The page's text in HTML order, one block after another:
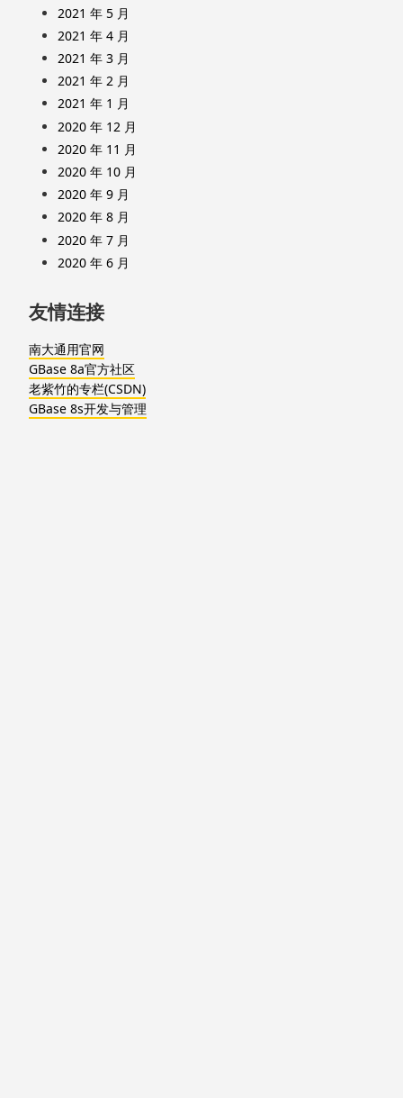
2021 年 5 月
2021 年 4 月
2021 年 3 月
2021 年 2 月
2021 年 1 月
2020 年 12 月
2020 年 11 月
2020 年 10 月
2020 年 9 月
2020 年 8 月
2020 年 7 月
2020 年 6 月
友情连接
南大通用官网
GBase 8a官方社区
老紫竹的专栏(CSDN)
GBase 8s开发与管理